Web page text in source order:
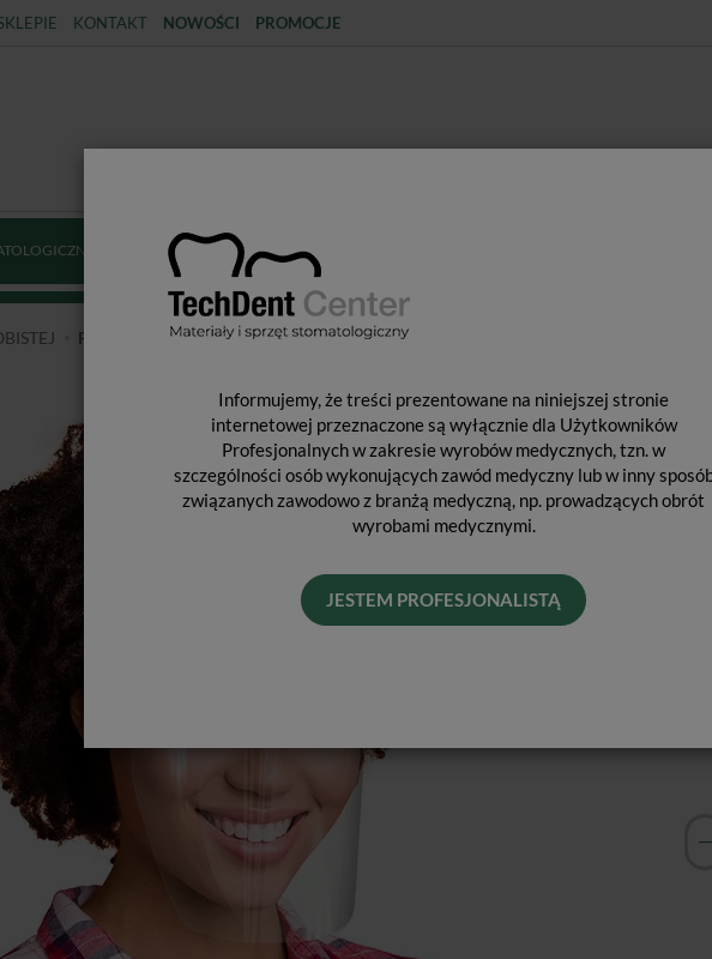
Informujemy, że treści prezentowane na niniejszej stronie
internetowej przeznaczone są wyłącznie dla Użytkowników
Profesjonalnych w zakresie wyrobów medycznych, tzn. w
szczególności osób wykonujących zawód medyczny lub w inny
związanych zawodowo z branżą medyczną, np. prowadzących obrót
wyrobami medycznymi.
JESTEM PROFESJONALISTĄ
KONTAKT NOWOŚCI PROMOCJE
DEZYNFEKCJA STERYLIZACJA
Przyłbica Comfort Light / 1 szt. + Folie wymienne / 4 szt.